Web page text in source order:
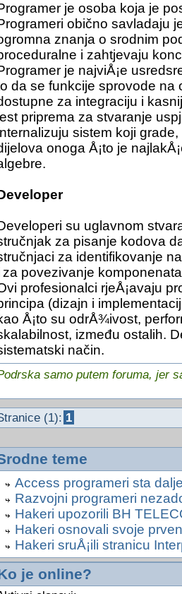
je osoba koja je
obično savladaju
znanja o srodnim
i zahtjevaju
je najviÅ¡e
da se funkcije sprovode na
za integraciju i
priprema za stvaranje
sistem koji
onoga Å¡to je
su uglavnom
za pisanje kodova
za identifikovanje
za povezivanje
profesionalci rjeÅ¡avaju
(dizajn i
Å¡to su odrÅ¾ivost,
između ostalih.
način.
samo putem foruma, jer
(1): 1
teme
Access programeri sta
Razvojni programeri
Hakeri upozorili BH
Hakeri osnovali svoje
Hakeri sruÅ¡ili stranicu
je online?